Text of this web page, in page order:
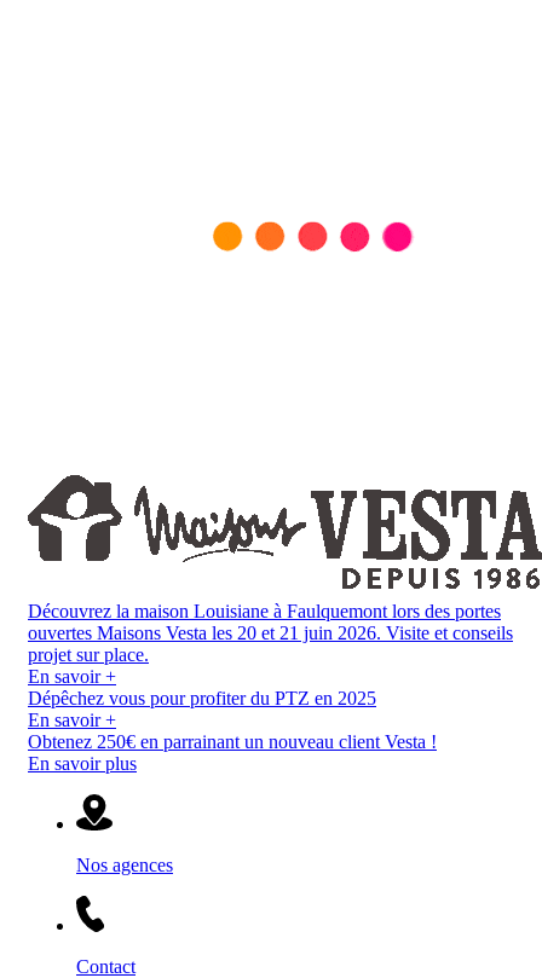
Découvrez la maison Louisiane à Faulquemont lors des portes
ouvertes Maisons Vesta les 20 et 21 juin 2026. Visite et conseils
projet sur place.
En savoir +
Dépêchez vous pour profiter du PTZ en 2025
En savoir +
Obtenez 250€ en parrainant un nouveau client Vesta !
En savoir plus
Nos agences
Contact